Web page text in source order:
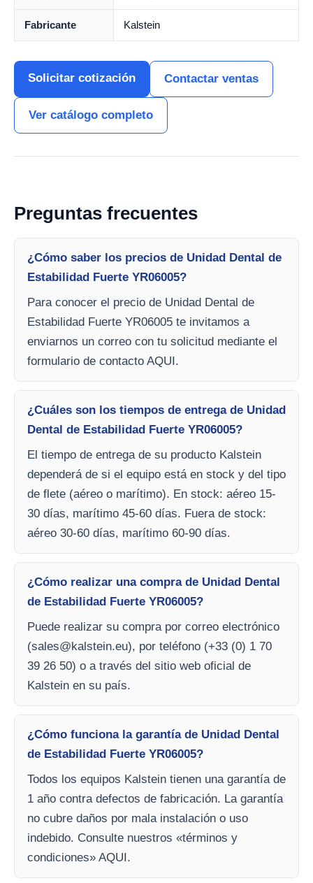
Fabricante Kalstein
Solicitar cotización Contactar ventas
Ver catálogo completo
Preguntas frecuentes
¿Cómo saber los precios de Unidad Dental de
Estabilidad Fuerte YR06005?
Para conocer el precio de Unidad Dental de
Estabilidad Fuerte YR06005 te invitamos a
enviarnos un correo con tu solicitud mediante el
formulario de contacto AQUI.
¿Cuáles son los tiempos de entrega de Unidad
Dental de Estabilidad Fuerte YR06005?
El tiempo de entrega de su producto Kalstein
dependerá de si el equipo está en stock y del tipo
de flete (aéreo o marítimo). En stock: aéreo 15-
30 días, marítimo 45-60 días. Fuera de stock:
aéreo 30-60 días, marítimo 60-90 días.
¿Cómo realizar una compra de Unidad Dental
de Estabilidad Fuerte YR06005?
Puede realizar su compra por correo electrónico
(sales@kalstein.eu), por teléfono (+33 (0) 1 70
39 26 50) o a través del sitio web oficial de
Kalstein en su país.
¿Cómo funciona la garantía de Unidad Dental
de Estabilidad Fuerte YR06005?
Todos los equipos Kalstein tienen una garantía de
1 año contra defectos de fabricación. La garantía
no cubre daños por mala instalación o uso
indebido. Consulte nuestros «términos y
condiciones» AQUI.